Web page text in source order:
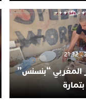
المغربي “بنسنس”